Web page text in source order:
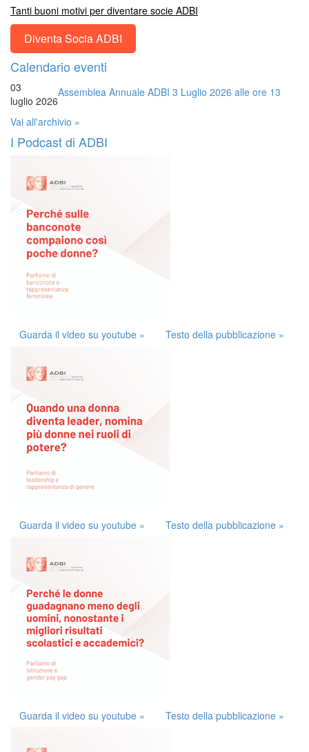
Tanti buoni motivi per diventare socie ADBI
Diventa Socia ADBI
Calendario eventi
03
luglio 2026
Assemblea Annuale ADBI 3 Luglio 2026 alle ore 13
Vai all'archivio »
I Podcast di ADBI
Guarda il video su youtube » Testo della pubblicazione »
Guarda il video su youtube » Testo della pubblicazione »
Guarda il video su youtube » Testo della pubblicazione »